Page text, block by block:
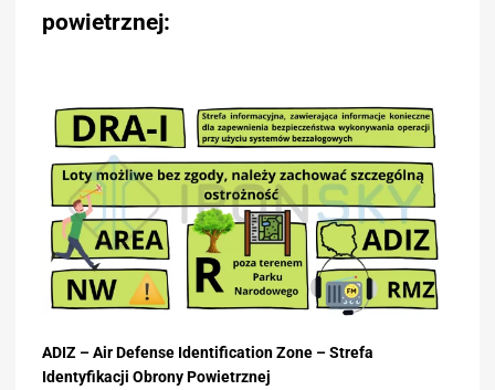
powietrznej:
ADIZ – Air Defense Identification Zone – Strefa
Identyfikacji Obrony Powietrznej